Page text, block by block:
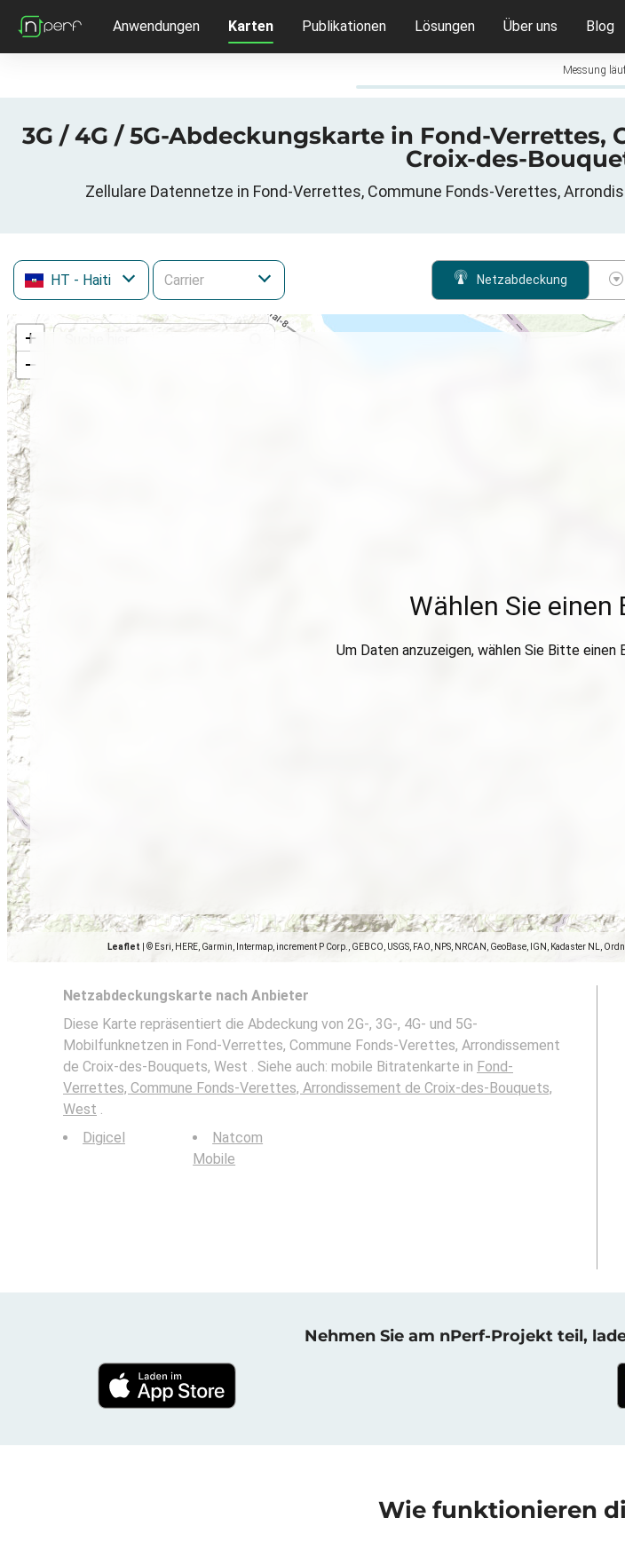
Anwendungen Karten Publikationen Lösungen Über uns Blog
Messung
3G / 4G / 5G-Abdeckungskarte in Fond-
Croix-des-
Zellulare Datennetze in Fond-Verrettes, Commune Fonds-Verettes,
HT - Haiti Netzabdeckung
+
−
Leaflet © Esri, HERE, Garmin, Intermap, increment P Corp., GEBCO, USGS, FAO, NPS, NRCAN, GeoBase, IGN, Kadaster NL,
Wählen Sie einen
Um Daten anzuzeigen, wählen Sie Bitte
Netzabdeckungskarte nach Anbieter
Diese Karte repräsentiert die Abdeckung von 2G-, 3G-, 4G- und 5G-
Mobilfunknetzen in Fond-Verrettes, Commune Fonds-Verettes, Arrondissement
de Croix-des-Bouquets, West . Siehe auch: mobile Bitratenkarte in Fond-
Verrettes, Commune Fonds-Verettes, Arrondissement de Croix-des-Bouquets,
West .
Digicel
Natcom
Mobile
Nehmen Sie am nPerf-Projekt teil,
Wie funktionieren